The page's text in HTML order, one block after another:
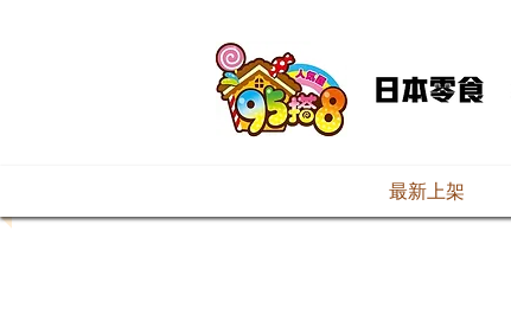
最新上架